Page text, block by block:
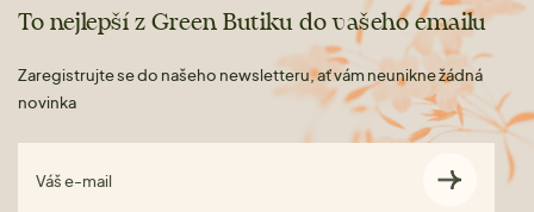
To nejlepší z Green Butiku do vašeho emailu
Zaregistrujte se do našeho newsletteru, ať vám neunikne žádná
novinka
Váš e-mail